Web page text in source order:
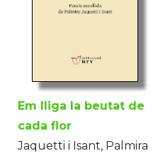
Em lliga la beutat de
cada flor
Jaquetti i Isant, Palmira